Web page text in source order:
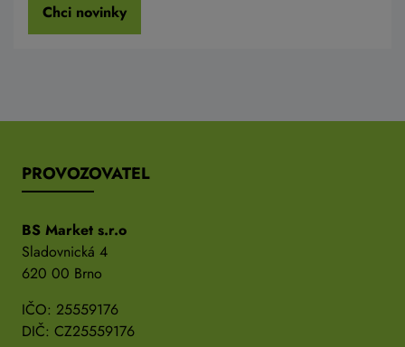
Chci novinky
PROVOZOVATEL
BS Market s.r.o
Sladovnická 4
620 00 Brno
IČO: 25559176
DIČ: CZ25559176